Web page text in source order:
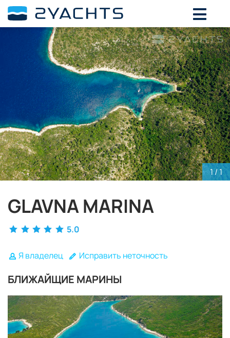
1/ 1
GLAVNA MARINA
5.0
Я владелец Исправить неточность
БЛИЖАЙЩИЕ МАРИНЫ
ВЫБЕРИТЕ ДАТЫ ДЛЯ ОПРЕДЕЛЕНИЯ
СТОИМОСТИ
Август, 2026
СР ЧТ ПТ СБ ВС
27 29 30 31 1
2
4 5 6 7 8
9
10
11 12 13 14 15
16
17
18 19 20 21 22
23
24
25 26 27 28 29
30
31
1 2 3 4 5 6